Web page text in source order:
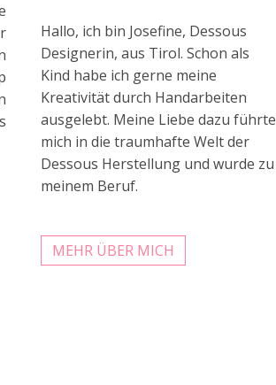
Hallo, ich bin Josefine, Dessous
Designerin, aus Tirol. Schon als
Kind habe ich gerne meine
Kreativität durch Handarbeiten
ausgelebt. Meine Liebe dazu führte
mich in die traumhafte Welt der
Dessous Herstellung und wurde zu
meinem Beruf.
MEHR ÜBER MICH